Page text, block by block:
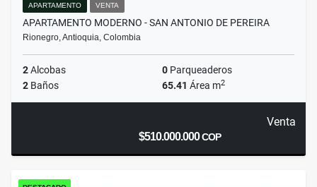
APARTAMENTO VENTA
APARTAMENTO MODERNO - SAN ANTONIO DE PEREIRA
Rionegro, Antioquia, Colombia
2Alcobas 0 Parqueaderos
2 Baños 65.41 Área m2
Venta
$510.000.000COP